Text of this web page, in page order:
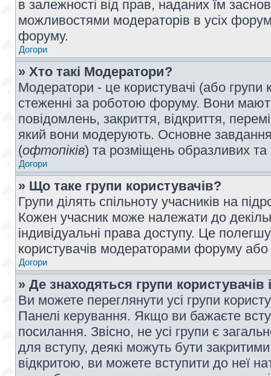
в залежності від прав, наданих їм
можливостями модераторів в усіх
форуму.
Догори
» Хто такі Модератори?
Модератори - це користувачі (або
стеженні за роботою форуму. Вони
повідомлень, закриття, відкриття,
який вони модерують. Основне
(офтопіків) та розміщень образливих
Догори
» Що таке групи користувачів?
Групи ділять спільноту учасників на
Кожен учасник може належати до
індивідуальні права доступу. Це
користувачів модераторами форуму
Догори
» Де знаходяться групи користувачів
Ви можете переглянути усі групи
Панелі керування. Якщо ви бажаєте
посилання. Звісно, не усі групи є
для вступу, деякі можуть бути
відкритою, ви можете вступити до неї